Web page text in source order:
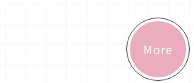
More